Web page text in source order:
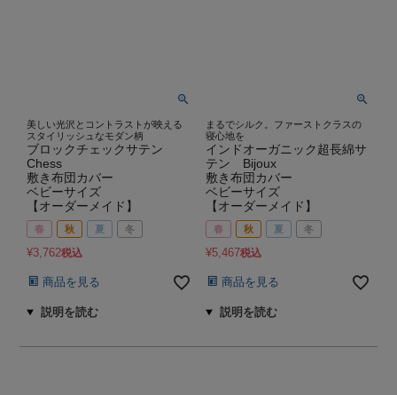
美しい光沢とコントラストが映える
スタイリッシュなモダン柄
ブロックチェックサテン
Chess
敷き布団カバー
ベビーサイズ
【オーダーメイド】
春 秋 夏 冬
¥3,762税込
商品を見る
まるでシルク。ファーストクラスの
寝心地を
インドオーガニック超長綿サ
テン Bijoux
敷き布団カバー
ベビーサイズ
【オーダーメイド】
春 秋 夏 冬
¥5,467税込
商品を見る